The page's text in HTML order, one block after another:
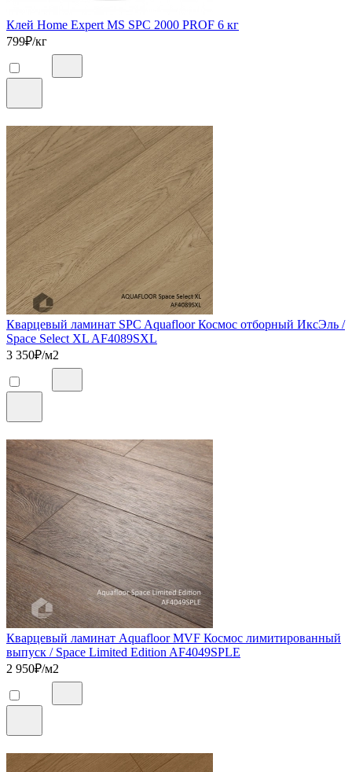
Клей Home Expert MS SPC 2000 PROF 6 кг
799₽/кг
Кварцевый ламинат SPC Aquafloor Космос отборный ИксЭль /
Space Select XL AF4089SXL
3 350₽/м2
Кварцевый ламинат Aquafloor MVF Космос лимитированный
выпуск / Space Limited Edition AF4049SPLE
2 950₽/м2